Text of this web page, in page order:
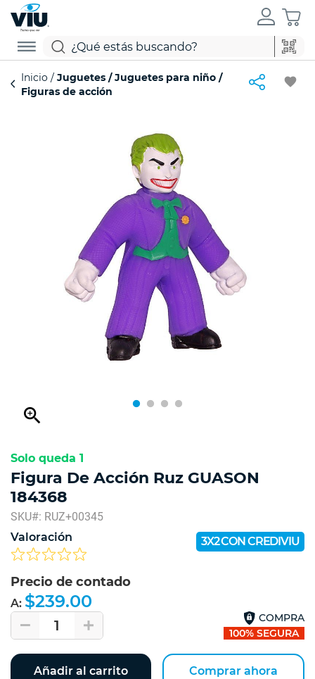
Inicio Juguetes Juguetes para niño
Figuras de acción
favorite
zoom_in
Solo queda 1
Figura De Acción Ruz GUASON
184368
SKU#: RUZ+00345
Valoración
Precio de contado
A: $239.00
1
3X2 CON CREDIVIU
COMPRA
100% SEGURA
Añadir al carrito Comprar ahora